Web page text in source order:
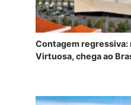
Contagem regressiva:
Virtuosa, chega ao